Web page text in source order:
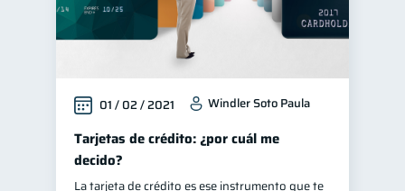
01 / 02 / 2021 Windler Soto Paula
Tarjetas de crédito: ¿por cuál me
decido?
La tarjeta de crédito es ese instrumento que te